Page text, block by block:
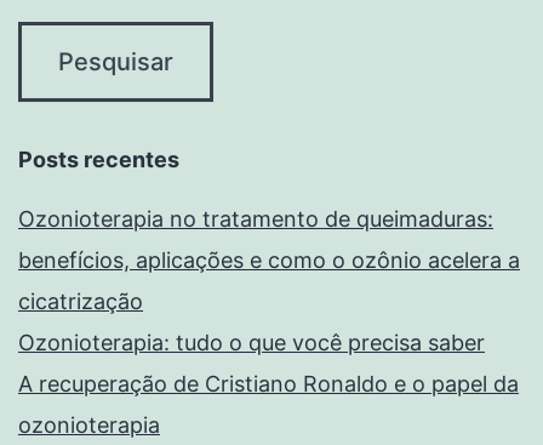
Posts recentes
Ozonioterapia no tratamento de queimaduras:
benefícios, aplicações e como o ozônio acelera a
cicatrização
Ozonioterapia: tudo o que você precisa saber
A recuperação de Cristiano Ronaldo e o papel da
ozonioterapia